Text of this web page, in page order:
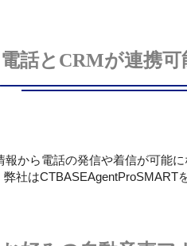
電話とCRMが連携可
報から電話の発信や着信が可能に
社はCTBASEAgentProSMART